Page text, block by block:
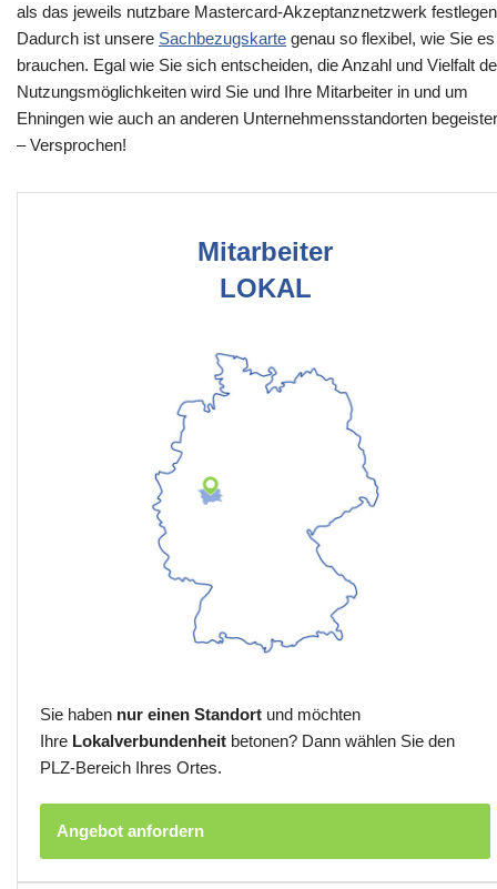
als das jeweils nutzbare Mastercard-Akzeptanznetzwerk
Dadurch ist unsere Sachbezugskarte genau so flexibel, wie Sie es
brauchen. Egal wie Sie sich entscheiden, die Anzahl und Vielfalt
Nutzungsmöglichkeiten wird Sie und Ihre Mitarbeiter in und um
Ehningen wie auch an anderen Unternehmensstandorten
– Versprochen!
Mitarbeiter
LOKAL
Sie haben nur einen Standort und möchten
Ihre Lokalverbundenheit betonen? Dann wählen Sie den
PLZ-Bereich Ihres Ortes.
Angebot anfordern